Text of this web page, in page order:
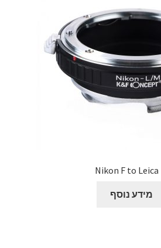
Nikon F to Leica
מידע נוסף